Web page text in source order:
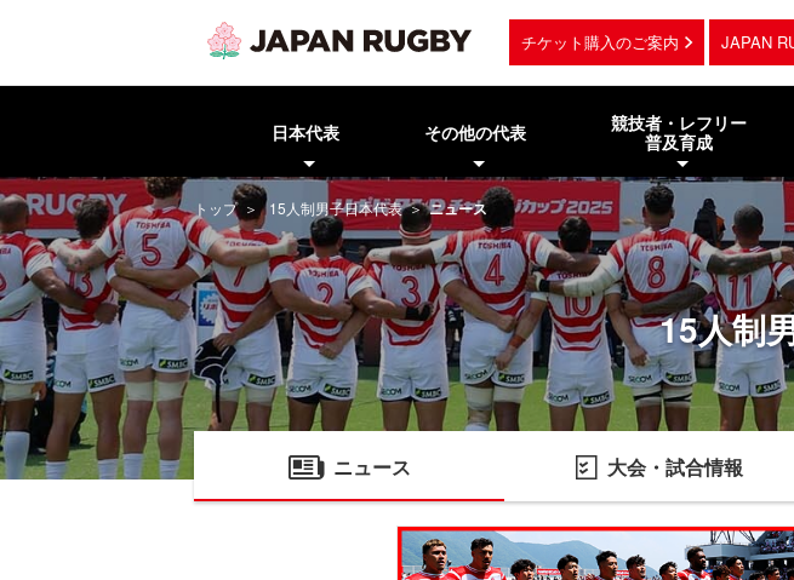
チケット購入のご案内 JAPAN
日本代表 その他の代表
競技者・レフリー
普及育成
トップ 15人制男子日本代表 ニュース
15人制
ニュース 大会・試合情報